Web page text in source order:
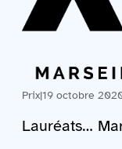
Prix|19 octobre
Lauréats…